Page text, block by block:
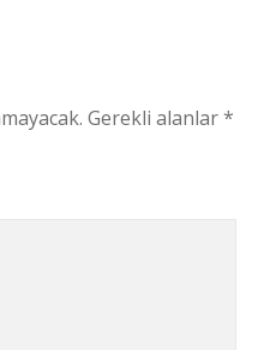
Gerekli alanlar*